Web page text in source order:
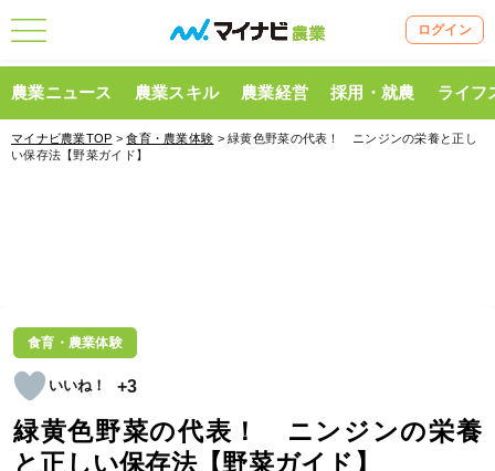
ログイン
農業ニュース 農業スキル 農業経営 採用・就農 ライフ
マイナビ農業TOP >食育・農業体験 > 緑黄色野菜の代表！ ニンジンの栄養と正し
い保存法【野菜ガイド】
食育・農業体験
+3
緑黄色野菜の代表！ ニンジンの栄養
と正しい保存法【野菜ガイド】